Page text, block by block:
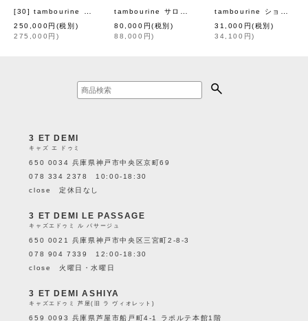
[mina perhonen]
250,000円 (税別)
275,000 円 )
[ mina
80,000 円(税別)
88,000 円)
31,000 円(税別)
34,100 円)
3 ET DEMI
キャズ エ ドゥミ
650 0034 兵庫県神戸市中央区京町69
078 334 2378 10:00-18:30
close 定休日なし
3 ET DEMI LE PASSAGE
キャズエドゥミ ル パサージュ
650 0021 兵庫県神戸市中央区三宮町2-8-3
078 904 7339 12:00-18:30
close 火曜日・水曜日
3 ET DEMI ASHIYA
キャズエドゥミ 芦屋(旧 ラ ヴィオレット)
659 0093 兵庫県芦屋市船戸町4-1 ラポルテ本館1階